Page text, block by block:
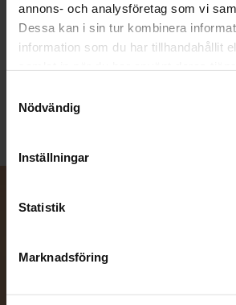
annons- och analysföretag som vi
Dessa kan i sin tur kombinera
information som du har tillhandahållit
Nödvändig
Inställningar
Statistik
Marknadsföring
Kommunikation